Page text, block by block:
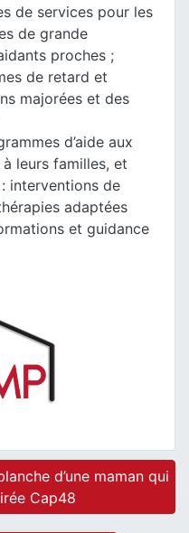
de services pour les
de grande
proches ;
de retard et
majorées et des
d’aide aux
leurs familles, et
interventions de
adaptées
et guidance
d’une maman qui
Cap48